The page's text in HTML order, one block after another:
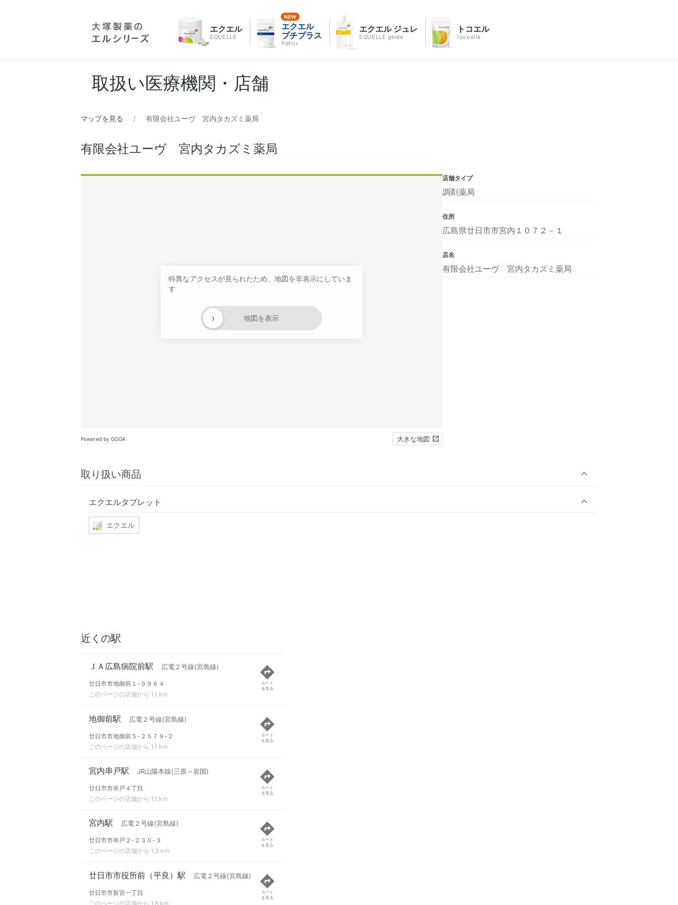
エクエル
EQUELLE
エクエル
プチプラス
Petit+
エクエル ジュレ
EQUELLE gelée
トコエル
tocoelle
取扱い医療機関・店舗
マップを見る 有限会社ユーヴ 宮内タカズミ薬局
有限会社ユーヴ 宮内タカズミ薬局
特異なアクセスが見られたため、地図を非表示にしていま
す
地図を表示
›
Powered by GOGA 大きな地図
取り扱い商品
エクエルタブレット
エクエル
店舗タイプ
調剤薬局
住所
広島県廿日市市宮内１０７２－１
店名
有限会社ユーヴ 宮内タカズミ薬局
近くの駅
ＪＡ広島病院前駅 広電２号線(宮島線)
廿日市市地御前１-９９６４
このページの店舗から 1.1 km
ルート
を見る
地御前駅 広電２号線(宮島線)
廿日市市地御前５-２５７９-２
このページの店舗から 1.1 km
ルート
を見る
宮内串戸駅 JR山陽本線(三原～岩国)
廿日市市串戸４丁目
このページの店舗から 1.1 km
ルート
を見る
宮内駅 広電２号線(宮島線)
廿日市市串戸２-２３０-３
このページの店舗から 1.3 km
ルート
を見る
廿日市市役所前（平良）駅 広電２号線(宮島線)
廿日市市新宮一丁目
このページの店舗から 1.8 km
ルート
を見る